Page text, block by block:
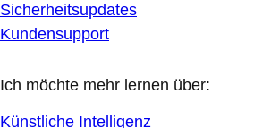
Sicherheitsupdates
Kundensupport
Ich möchte mehr lernen über:
Künstliche Intelligenz